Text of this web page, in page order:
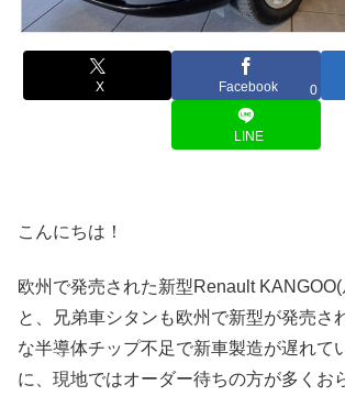
X Facebook 0
LINE
こんにちは！
欧州で発売された新型Renault
と、兄弟車シタンも欧州で新型が発売さ
な半導体チップ不足で新車製造が遅れて
に、現地ではオーダー待ちの方が多くお